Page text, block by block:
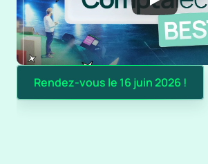
Rendez-vous le 16 juin 2026 !